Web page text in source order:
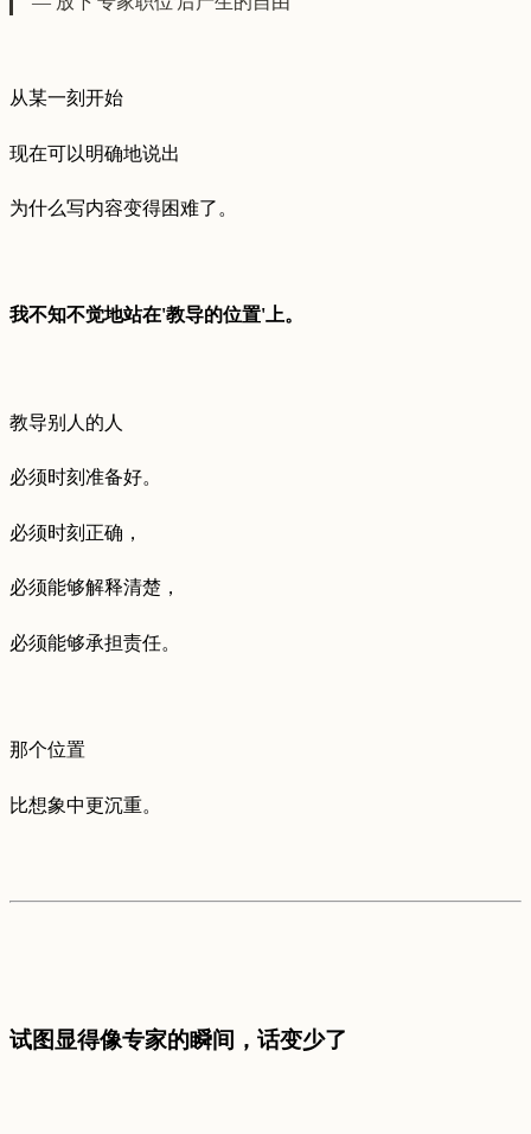
从某一刻开始
现在可以明确地说出
为什么写内容变得困难了。
我不知不觉地站在'教导的位置'上。
教导别人的人
必须时刻准备好。
必须时刻正确，
必须能够解释清楚，
必须能够承担责任。
那个位置
比想象中更沉重。
试图显得像专家的瞬间，话变少了